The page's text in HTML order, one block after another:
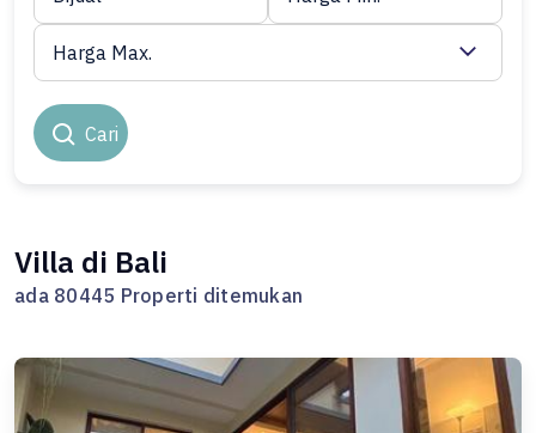
Cari
Harga Max.
Villa di Bali
ada 80445 Properti ditemukan